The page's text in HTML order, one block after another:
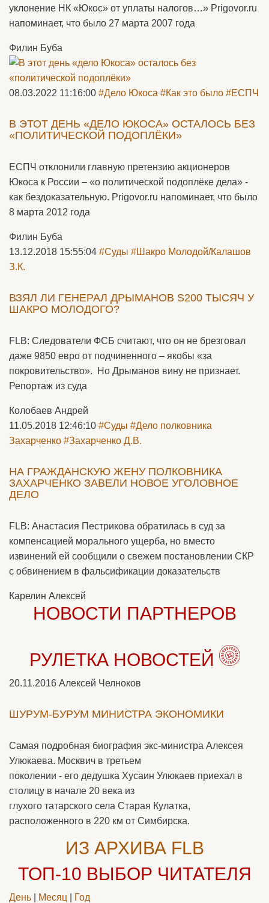
уклонение НК «Юкос» от уплаты налогов…» Prigovor.ru
напоминает, что было 27 марта 2007 года
Филин Буба
08.03.2022 11:16:00 #Дело Юкоса #Как это было #ЕСПЧ
В ЭТОТ ДЕНЬ «ДЕЛО ЮКОСА» ОСТАЛОСЬ БЕЗ
«ПОЛИТИЧЕСКОЙ ПОДОПЛЁКИ»
ЕСПЧ отклонили главную претензию акционеров
Юкоса к России – «о политической подоплёке дела» -
как бездоказательную. Prigovor.ru напоминает, что было
8 марта 2012 года
Филин Буба
13.12.2018 15:55:04 #Суды #Шакро Молодой/Калашов
З.К.
ВЗЯЛ ЛИ ГЕНЕРАЛ ДРЫМАНОВ S200 ТЫСЯЧ У
ШАКРО МОЛОДОГО?
FLB: Следователи ФСБ считают, что он не брезговал
даже 9850 евро от подчиненного – якобы «за
покровительство». Но Дрыманов вину не признает.
Репортаж из суда
Колобаев Андрей
11.05.2018 12:46:10 #Суды #Дело полковника
Захарченко #Захарченко Д.В.
НА ГРАЖДАНСКУЮ ЖЕНУ ПОЛКОВНИКА
ЗАХАРЧЕНКО ЗАВЕЛИ НОВОЕ УГОЛОВНОЕ
ДЕЛО
FLB: Анастасия Пестрикова обратилась в суд за
компенсацией морального ущерба, но вместо
извинений ей сообщили о свежем постановлении СКР
с обвинением в фальсификации доказательств
Карелин Алексей
НОВОСТИ ПАРТНЕРОВ
РУЛЕТКА НОВОСТЕЙ
20.11.2016 Алексей Челноков
ШУРУМ-БУРУМ МИНИСТРА ЭКОНОМИКИ
Самая подробная биография экс-министра Алексея
Улюкаева. Москвич в третьем
поколении - его дедушка Хусаин Улюкаев приехал в
столицу в начале 20 века из
глухого татарского села Старая Кулатка,
расположенного в 220 км от Симбирска.
ИЗ АРХИВА FLB
ТОП-10 ВЫБОР ЧИТАТЕЛЯ
День Месяц Год